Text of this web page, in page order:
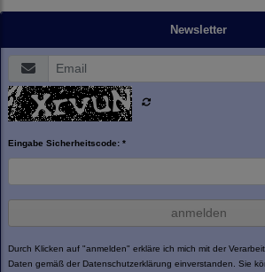
Newsletter
Eingabe Sicherheitscode: *
anmelden
Durch Klicken auf "anmelden" erkläre ich mich mit der
Daten gemäß der Datenschutzerklärung einverstanden. Sie